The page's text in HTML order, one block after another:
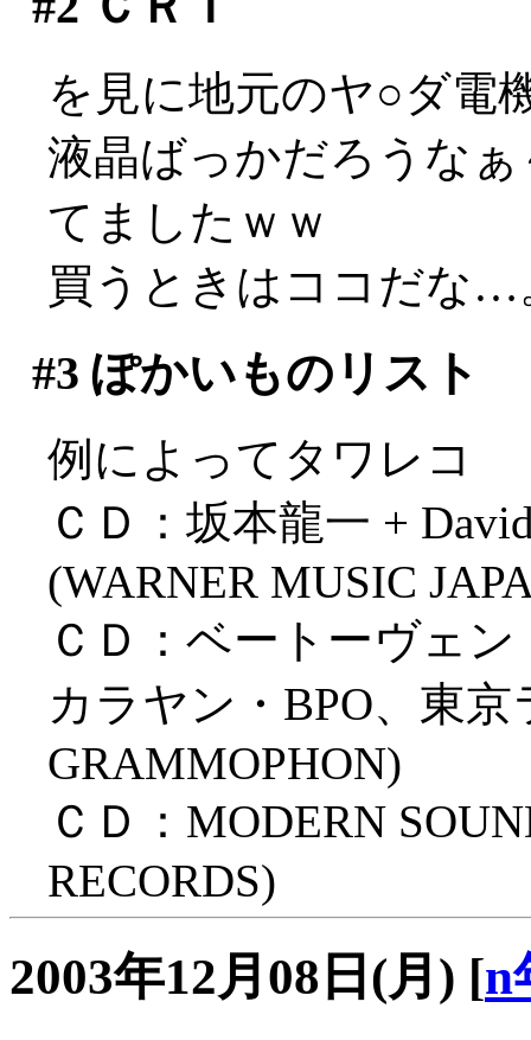
を見に地元のヤ○ダ電
液晶ばっかだろうな
てましたｗｗ
買うときはココだな…
#3 ぽかいものリスト
例によってタワレコ
ＣＤ：坂本龍一 +
(WARNER MUSIC
ＣＤ：ベートーヴェ
カラヤン・BPO、東京
GRAMMOPHON)
ＣＤ：MODERN
RECORDS)
2003年12月08日(月) [n